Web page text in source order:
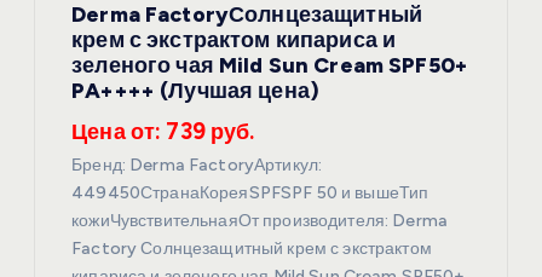
Derma FactoryСолнцезащитный
крем с экстрактом кипариса и
зеленого чая Mild Sun Cream SPF50+
PA++++ (Лучшая цена)
Цена от: 739 руб.
Бренд: Derma FactoryАртикул:
449450СтранаКореяSPFSPF 50 и вышеТип
кожиЧувствительнаяОт производителя: Derma
Factory Солнцезащитный крем с экстрактом